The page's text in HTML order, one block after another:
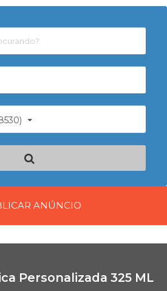
ANÚNCIO
Personalizada 325 ML